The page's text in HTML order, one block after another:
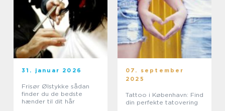
31. januar 2026
Frisør Ølstykke sådan
finder du de bedste
hænder til dit hår
07. september
2025
Tattoo i København: Find
din perfekte tatovering